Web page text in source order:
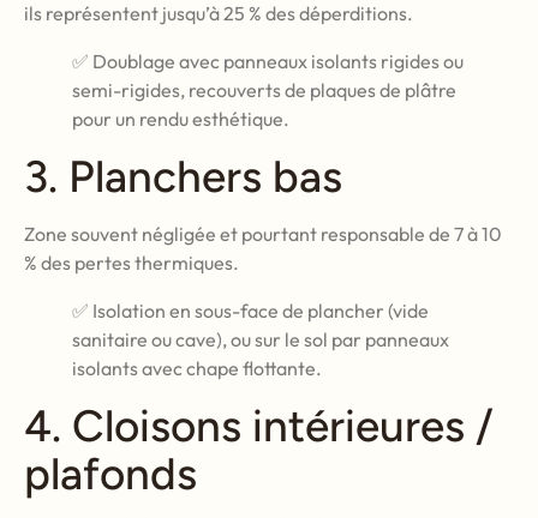
ils représentent jusqu’à 25 % des déperditions.
✅ Doublage avec panneaux isolants rigides ou
semi-rigides, recouverts de plaques de plâtre
pour un rendu esthétique.
3. Planchers bas
Zone souvent négligée et pourtant responsable de 7 à 10
% des pertes thermiques.
✅ Isolation en sous-face de plancher (vide
sanitaire ou cave), ou sur le sol par panneaux
isolants avec chape flottante.
4. Cloisons intérieures /
plafonds